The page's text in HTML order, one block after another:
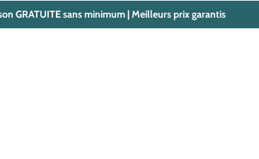
GRATUITE sans minimum | Meilleurs prix garantis